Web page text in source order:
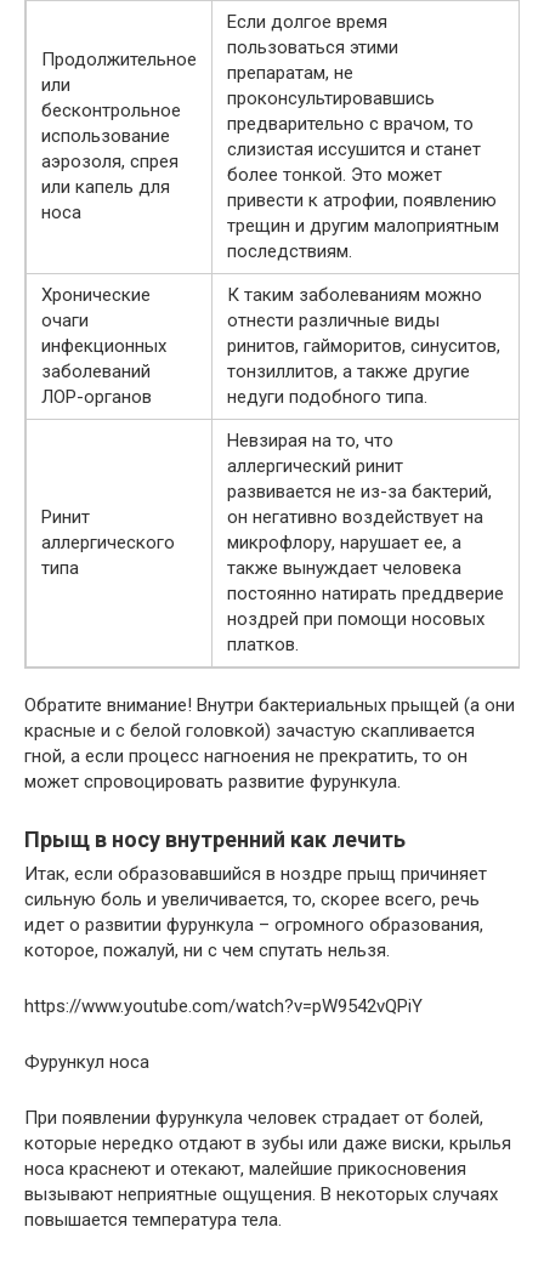
Продолжительное
или
бесконтрольное
использование
аэрозоля, спрея
или капель для
носа
Если долгое время
пользоваться этими
препаратам, не
проконсультировавшись
предварительно с врачом, то
слизистая иссушится и станет
более тонкой. Это может
привести к атрофии, появлению
трещин и другим малоприятным
последствиям.
Хронические
очаги
инфекционных
заболеваний
ЛОР-органов
К таким заболеваниям можно
отнести различные виды
ринитов, гайморитов, синуситов,
тонзиллитов, а также другие
недуги подобного типа.
Ринит
аллергического
типа
Невзирая на то, что
аллергический ринит
развивается не из-за бактерий,
он негативно воздействует на
микрофлору, нарушает ее, а
также вынуждает человека
постоянно натирать преддверие
ноздрей при помощи носовых
платков.
Обратите внимание! Внутри бактериальных прыщей (а они
красные и с белой головкой) зачастую скапливается
гной, а если процесс нагноения не прекратить, то он
может спровоцировать развитие фурункула.
Прыщ в носу внутренний как лечить
Итак, если образовавшийся в ноздре прыщ причиняет
сильную боль и увеличивается, то, скорее всего, речь
идет о развитии фурункула – огромного образования,
которое, пожалуй, ни с чем спутать нельзя.
https://www.youtube.com/watch?v=pW9542vQPiY
Фурункул носа
При появлении фурункула человек страдает от болей,
которые нередко отдают в зубы или даже виски, крылья
носа краснеют и отекают, малейшие прикосновения
вызывают неприятные ощущения. В некоторых случаях
повышается температура тела.